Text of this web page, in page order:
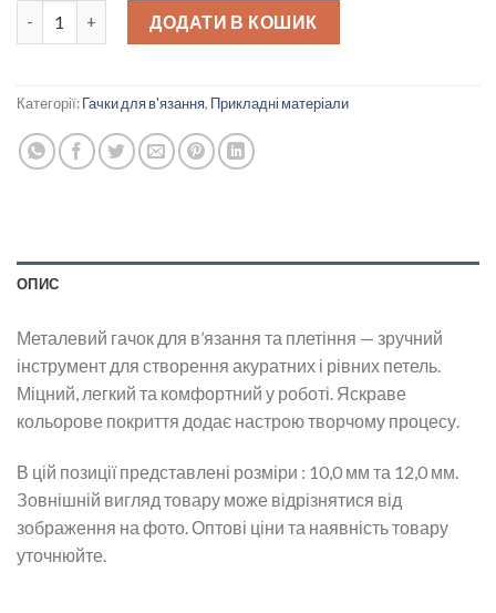
Гачок для вʼязання металевий (10,0 мм; 12,0 мм) quantity
ДОДАТИ В КОШИК
Категорії:Гачки для в'язання, Прикладні матеріали
ОПИС
Металевий гачок для в’язання та плетіння — зручний
інструмент для створення акуратних і рівних петель.
Міцний, легкий та комфортний у роботі. Яскраве
кольорове покриття додає настрою творчому процесу.
В цій позиції представлені розміри : 10,0 мм та 12,0 мм.
Зовнішній вигляд товару може відрізнятися від
зображення на фото. Оптові ціни та наявність товару
уточнюйте.